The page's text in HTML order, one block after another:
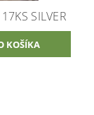
SILVER